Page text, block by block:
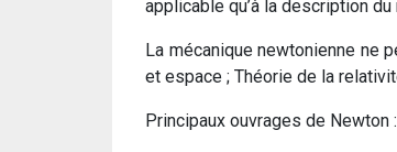
applicable qu’à la description
La mécanique newtonienne ne
et espace ; Théorie de la
Principaux ouvrages de